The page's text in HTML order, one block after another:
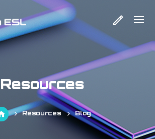
Resources
Resources Blog